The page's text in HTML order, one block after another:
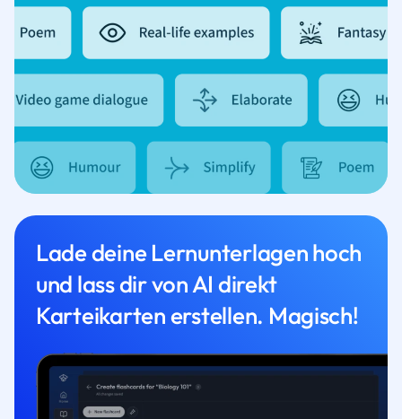
Lade deine Lernunterlagen hoch
und lass dir von AI direkt
Karteikarten erstellen. Magisch!